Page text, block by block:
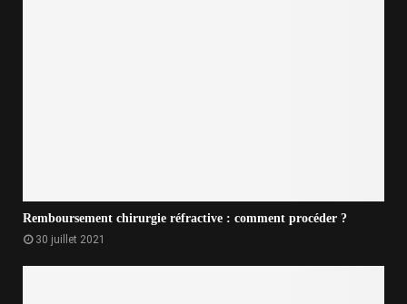
Remboursement chirurgie réfractive : comment procéder ?
30 juillet 2021